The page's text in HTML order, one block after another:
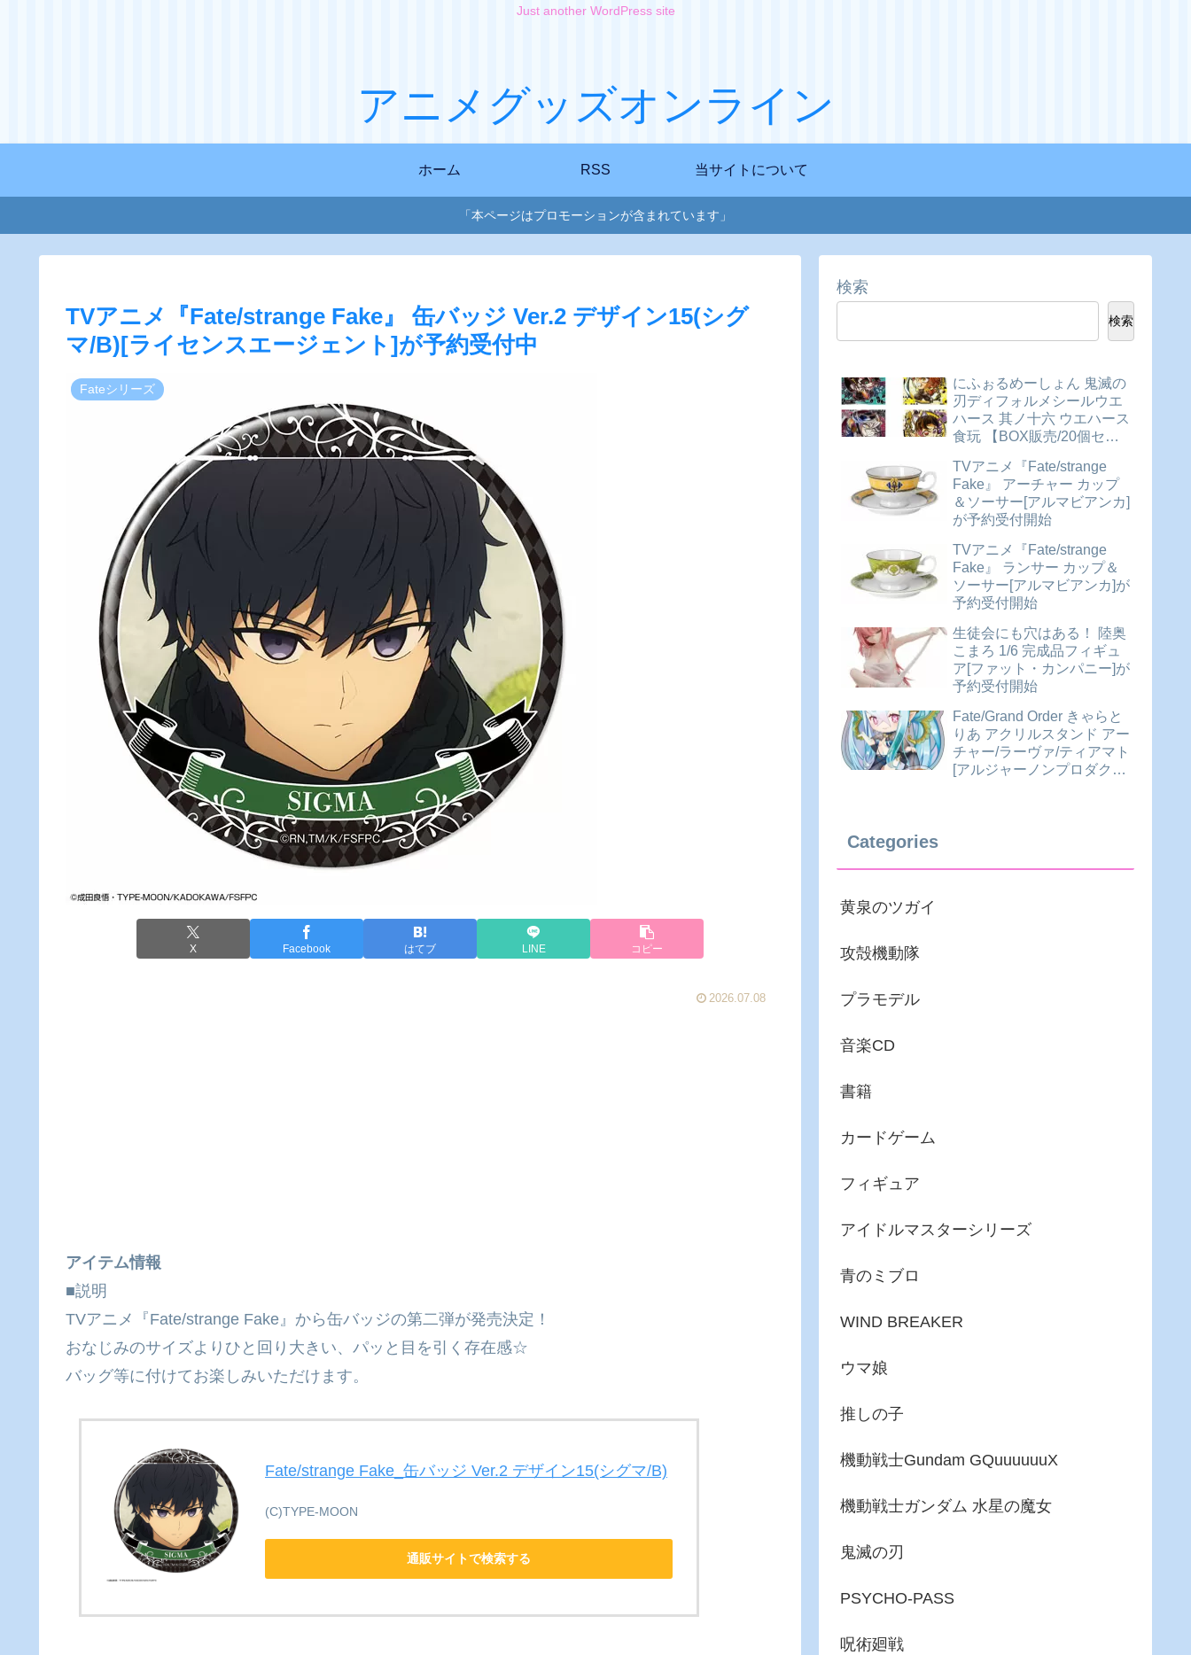
Just another WordPress site
アニメグッズオンライン
ホーム RSS 当サイトについて
「本ページはプロモーションが含まれています」
TVアニメ『Fate/strange Fake』 缶バッジ Ver.2 デザイン15(シグ
マ/B)[ライセンスエージェント]が予約受付中
Fateシリーズ
X Facebook はてブ LINE コピー
2026.07.08
アイテム情報
■説明
TVアニメ『Fate/strange Fake』から缶バッジの第二弾が発売決定！
おなじみのサイズよりひと回り大きい、パッと目を引く存在感☆
バッグ等に付けてお楽しみいただけます。
Fate/strange Fake_缶バッジ Ver.2 デザイン15(シグマ/B)
(C)TYPE-MOON
通販サイトで検索する
検索
検索
にふぉるめーしょん 鬼滅の
刃ディフォルメシールウエ
ハース 其ノ十六 ウエハース
食玩 【BOX販売/20個セッ
TVアニメ『Fate/strange
Fake』 アーチャー カップ
＆ソーサー[アルマビアンカ]
が予約受付開始
TVアニメ『Fate/strange
Fake』 ランサー カップ＆
ソーサー[アルマビアンカ]が
予約受付開始
生徒会にも穴はある！ 陸奥
こまろ 1/6 完成品フィギュ
ア[ファット・カンパニー]が
予約受付開始
Fate/Grand Order きゃらと
りあ アクリルスタンド アー
チャー/ラーヴァ/ティアマト
[アルジャーノンプロダクト]
Categories
黄泉のツガイ
攻殻機動隊
プラモデル
音楽CD
書籍
カードゲーム
フィギュア
アイドルマスターシリーズ
青のミブロ
WIND BREAKER
ウマ娘
推しの子
機動戦士Gundam GQuuuuuuX
機動戦士ガンダム 水星の魔女
鬼滅の刃
PSYCHO-PASS
呪術廻戦